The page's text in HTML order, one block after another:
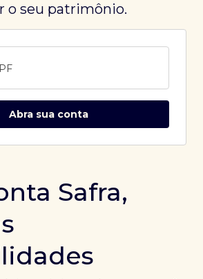
o seu patrimônio.
Abra sua conta
Safra,